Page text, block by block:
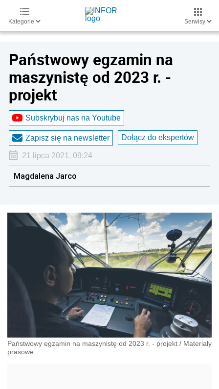
Kategorie Serwisy
Państwowy egzamin na
maszynistę od 2023 r. -
projekt
Subskrybuj nas na Youtube
Zapisz się na newsletter Dołącz do ekspertów
21 lipca 2021, 09:24
Magdalena Jarco
Państwowy egzamin na maszynistę od 2023 r. - projekt / Materiały
prasowe